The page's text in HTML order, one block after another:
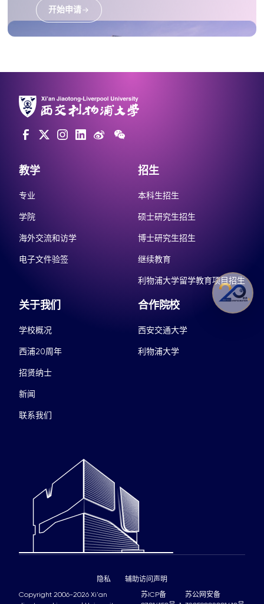
开始申请
教学
专业
学院
海外交流和访学
电子文件验签
招生
本科生招生
硕士研究生招生
博士研究生招生
继续教育
利物浦大学留学教育项目招生
关于我们
学校概况
西浦20周年
招贤纳士
新闻
联系我们
合作院校
西安交通大学
利物浦大学
Copyright 2006-2026 Xi'an
苏ICP备
苏公网安备
隐私 辅助访问声明